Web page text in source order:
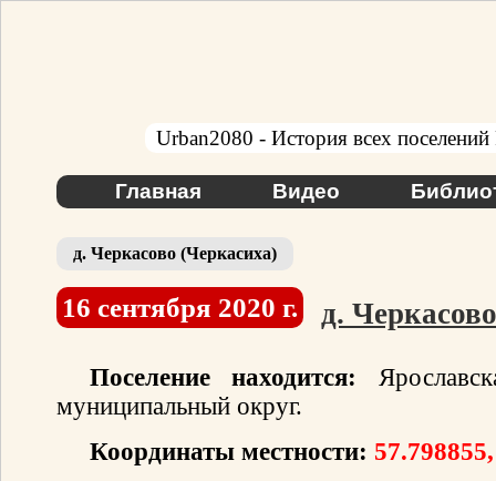
Urban2080 - История всех поселений
Главная Видео
д. Черкасово (Черкасиха)
16 сентября 2020 г. д.
Поселение находится:
муниципальный округ.
Координаты местности: